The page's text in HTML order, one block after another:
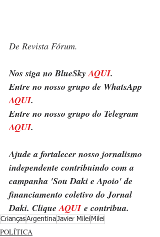
De Revista Fórum.
Nos siga no BlueSky AQUI.
Entre no nosso grupo de WhatsApp
AQUI.
Entre no nosso grupo do Telegram
AQUI.
Ajude a fortalecer nosso jornalismo
independente contribuindo com a
campanha 'Sou Daki e Apoio' de
financiamento coletivo do Jornal
Daki. Clique AQUI e contribua.
CriançasArgentinaJavier Milei Milei
POLÍTICA